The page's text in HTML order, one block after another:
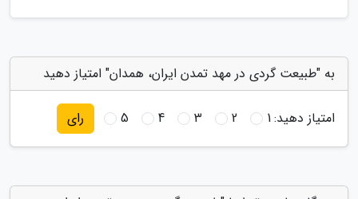
به "طبیعت گردی در مهد تمدن ایران، همدان" امتیاز دهید
امتیاز دهید:1
2
3
4
5 رای